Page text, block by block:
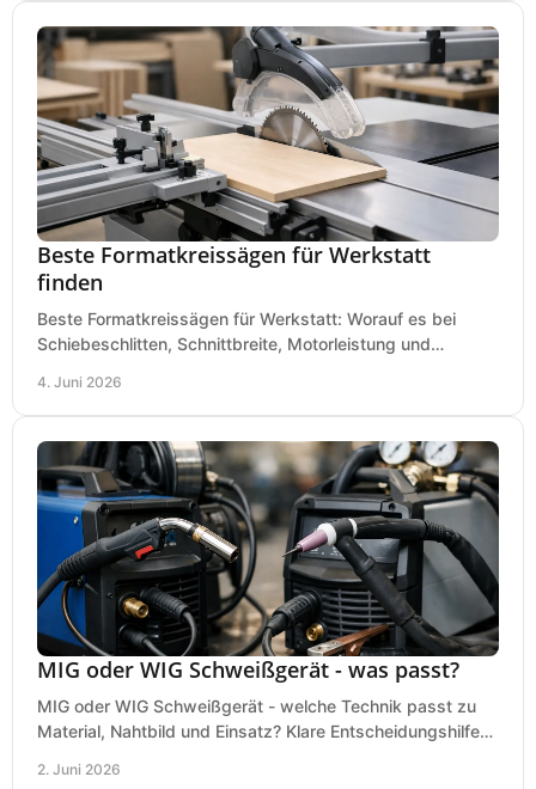
Beste Formatkreissägen für Werkstatt
finden
Beste Formatkreissägen für Werkstatt: Worauf es bei
Schiebeschlitten, Schnittbreite, Motorleistung und
4. Juni 2026
MIG oder WIG Schweißgerät - was passt?
MIG oder WIG Schweißgerät - welche Technik passt zu
Material, Nahtbild und Einsatz? Klare Entscheidungshilfe
2. Juni 2026